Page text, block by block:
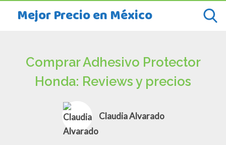
Mejor Precio en México
Comprar Adhesivo Protector
Honda: Reviews y precios
Claudia Alvarado